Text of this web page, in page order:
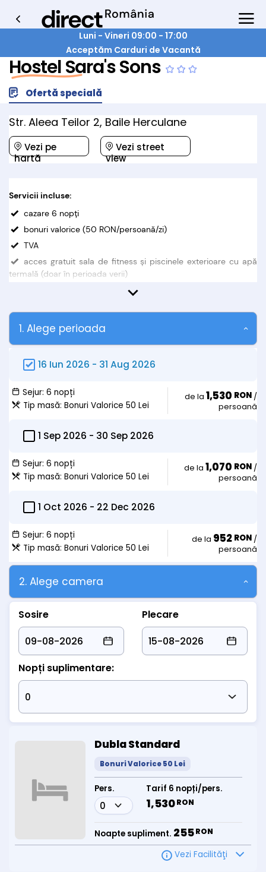
Luni - Vineri 09:00 - 17:00
Acceptăm Carduri de Vacantă
Hostel Sara's Sons
Ofertă specială
Str. Aleea Teilor 2, Baile Herculane
Vezi pe
hartă
Vezi street
view
Servicii incluse:
cazare 6 nopţi
bonuri valorice (50 RON/persoană/zi)
TVA
acces gratuit sala de fitness şi piscinele exterioare cu apă
termală (doar în perioada verii)
tratament (consultație medicală inițială, 4
* Tratamentul se efectuează de Luni până Sâmbătă.
* Pentru a beneficia de tratament turiştii trebuie să prezinte
biletul de trimitere de la medicul de familie și card de sănătate
activat..
* La cerere perioada sejurului poate fi prelungită!
Oferta nu include:
• taxele de statiune
• supliment bonuri valorice pentru pensiune completa = 50
Observații:
Tarife copii:
• Copiii sub 10 ani:
- au cazarea gratuită în pat cu părinții;
suplimentar si masa 50 lei/zi/demipensiune bonuri valorice sau
100 lei/zi/pensiune completa bonuri valorice
• Copiii peste 10 ani:
- achita 100 lei/zi/pat suplimentar si masa 50
completa bonuri valorice
1. Alege perioada
16 Iun 2026 - 31 Aug 2026
Sejur: 6 nopți
Tip masă: Bonuri Valorice 50 Lei
de la 1,530 RON /
persoană
1 Sep 2026 - 30 Sep 2026
Sejur: 6 nopți
Tip masă: Bonuri Valorice 50 Lei
de la 1,070 RON /
persoană
1 Oct 2026 - 22 Dec 2026
Sejur: 6 nopți
Tip masă: Bonuri Valorice 50 Lei
de la 952 RON /
persoană
2. Alege camera
Sosire Plecare
Nopți suplimentare:
Dubla Standard
Bonuri Valorice 50 Lei
Pers. Tarif 6 nopți/pers.
1,530RON
Noapte supliment. 255RON
Vezi Facilităţi